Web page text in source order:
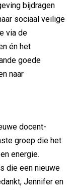
bijdragen
sociaal veilige
via de
én het
goede
naar
docent-
groep die het
energie.
die een nieuwe
Jennifer en